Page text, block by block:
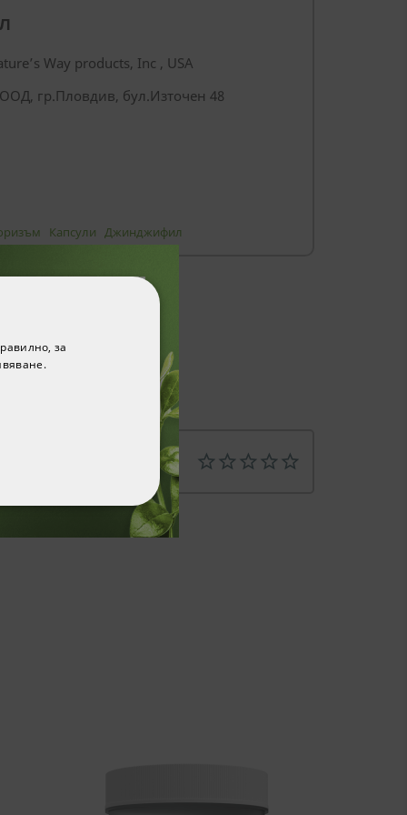
Way products, Inc , USA
гр.Пловдив, бул.Източен 48
Капсули Джинджифил
за